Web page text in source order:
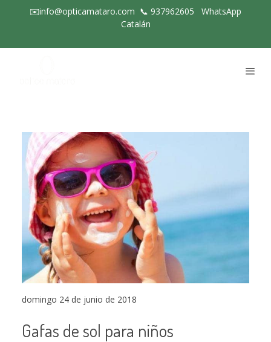
✉️info@opticamataro.com 📞 937962605
WhatsApp
Catalán
domingo 24 de junio de 2018
Gafas de sol para niños